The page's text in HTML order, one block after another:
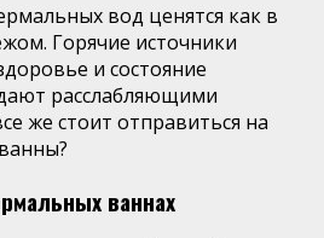
вод ценятся как в
Горячие источники
и состояние
расслабляющими
же стоит отправиться на
ваннах